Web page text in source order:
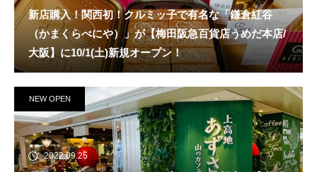
新店購入！関西初！クルミッ子で有名な「鎌倉紅谷
（かまくらべにや）」が【梅田阪急百貨店うめだ本店/
大阪】に10/1(土)新規オープン！
NEW OPEN
2022.09.25